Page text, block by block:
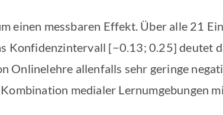
einen messbaren Effekt. Über alle 21
Konfidenzintervall [−0.13; 0.25] deutet
Onlinelehre allenfalls sehr geringe
medialer Lernumgebungen